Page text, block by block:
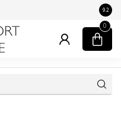
9.2
0